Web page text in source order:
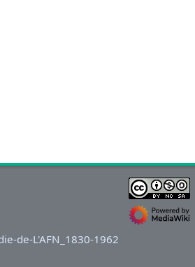
de-L'AFN_1830-1962